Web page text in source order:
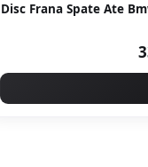
Disc Frana Spate Ate